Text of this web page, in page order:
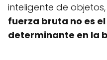
inteligente de
fuerza bruta no es
determinante en la